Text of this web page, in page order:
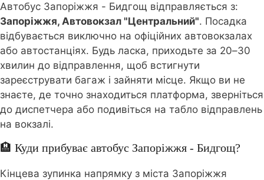
Автобус Запоріжжя - Бидгощ відправляється з:
Запоріжжя, Автовокзал "Центральний". Посадка
відбувається виключно на офіційних автовокзалах
або автостанціях. Будь ласка, приходьте за 20–30
хвилин до відправлення, щоб встигнути
зареєструвати багаж і зайняти місце. Якщо ви не
знаєте, де точно знаходиться платформа, зверніться
до диспетчера або подивіться на табло відправлень
на вокзалі.
🏨 Куди прибуває автобус Запоріжжя - Бидгощ?
Кінцева зупинка напрямку з міста Запоріжжя